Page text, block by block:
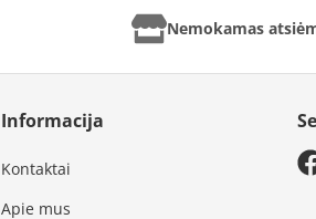
Nemokamas
Informacija
Kontaktai
Apie mus